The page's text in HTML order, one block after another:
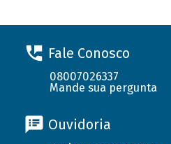
Fale Conosco
08007026337
Mande sua pergunta
Ouvidoria